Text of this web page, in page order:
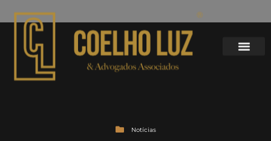
Notícias